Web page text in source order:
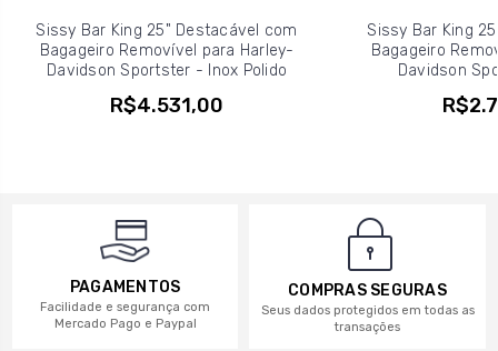
Sissy Bar King 25" Destacável com
Bagageiro Removível para Harley-
Davidson Sportster - Inox Polido
R$4.531,00
Sissy Bar King
Bagageiro
Davidson
PAGAMENTOS
Facilidade e segurança com
Mercado Pago e Paypal
COMPRAS SEGURAS
Seus dados protegidos em todas as
transações